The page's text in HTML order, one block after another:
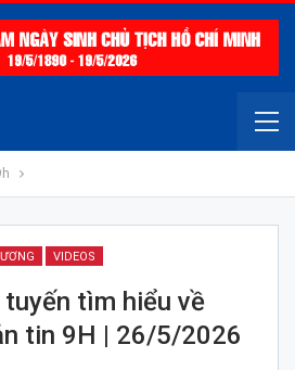
VIDEOS
tìm hiểu về
tin 9H | 26/5/2026